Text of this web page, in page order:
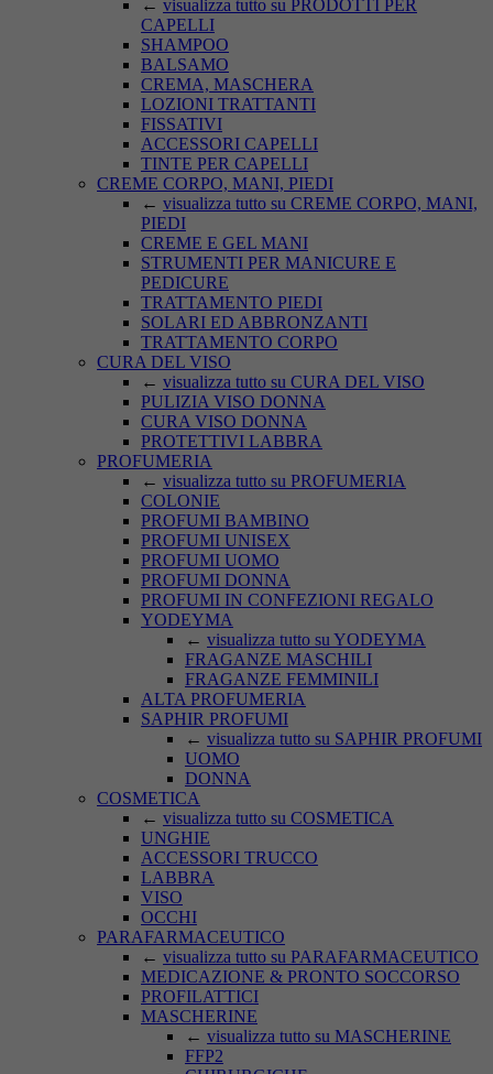
← visualizza tutto su PRODOTTI PER
CAPELLI
SHAMPOO
BALSAMO
CREMA, MASCHERA
LOZIONI TRATTANTI
FISSATIVI
ACCESSORI CAPELLI
TINTE PER CAPELLI
CREME CORPO, MANI, PIEDI
← visualizza tutto su CREME CORPO, MANI,
PIEDI
CREME E GEL MANI
STRUMENTI PER MANICURE E
PEDICURE
TRATTAMENTO PIEDI
SOLARI ED ABBRONZANTI
TRATTAMENTO CORPO
CURA DEL VISO
← visualizza tutto su CURA DEL VISO
PULIZIA VISO DONNA
CURA VISO DONNA
PROTETTIVI LABBRA
PROFUMERIA
← visualizza tutto su PROFUMERIA
COLONIE
PROFUMI BAMBINO
PROFUMI UNISEX
PROFUMI UOMO
PROFUMI DONNA
PROFUMI IN CONFEZIONI REGALO
YODEYMA
← visualizza tutto su YODEYMA
FRAGANZE MASCHILI
FRAGANZE FEMMINILI
ALTA PROFUMERIA
SAPHIR PROFUMI
← visualizza tutto su SAPHIR PROFUMI
UOMO
DONNA
COSMETICA
← visualizza tutto su COSMETICA
UNGHIE
ACCESSORI TRUCCO
LABBRA
VISO
OCCHI
PARAFARMACEUTICO
← visualizza tutto su PARAFARMACEUTICO
MEDICAZIONE & PRONTO SOCCORSO
PROFILATTICI
MASCHERINE
← visualizza tutto su MASCHERINE
FFP2